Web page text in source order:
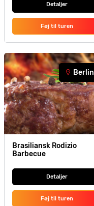
Detaljer
Føj til turen
Berlin
Brasiliansk Rodizio
Barbecue
Detaljer
Føj til turen